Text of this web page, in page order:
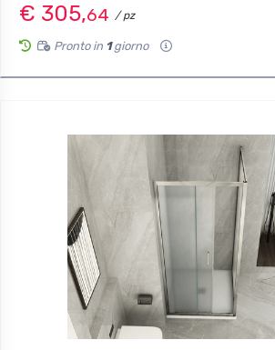
€ 305,64 / pz
Pronto in 1giorno